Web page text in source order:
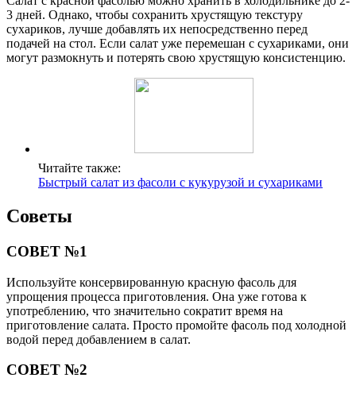
3 дней. Однако, чтобы сохранить хрустящую текстуру
сухариков, лучше добавлять их непосредственно перед
подачей на стол. Если салат уже перемешан с сухариками, они
могут размокнуть и потерять свою хрустящую консистенцию.
Читайте также:
Быстрый салат из фасоли с кукурузой и сухариками
Советы
СОВЕТ №1
Используйте консервированную красную фасоль для
упрощения процесса приготовления. Она уже готова к
употреблению, что значительно сократит время на
приготовление салата. Просто промойте фасоль под холодной
водой перед добавлением в салат.
СОВЕТ №2